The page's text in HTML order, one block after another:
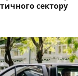
сектору